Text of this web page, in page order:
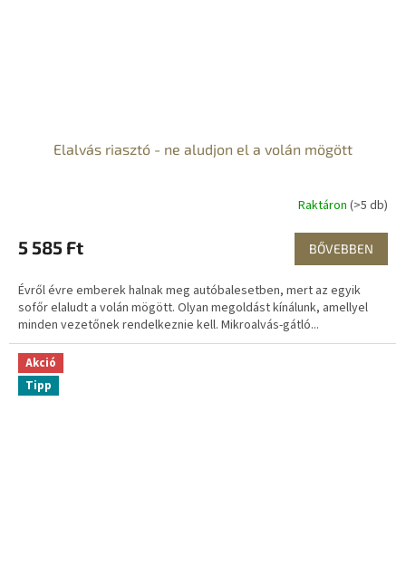
Elalvás riasztó - ne aludjon el a volán mögött
Raktáron (>5 db)
5 585 Ft BŐVEBBEN
Évről évre emberek halnak meg autóbalesetben, mert az egyik
sofőr elaludt a volán mögött. Olyan megoldást kínálunk, amellyel
minden vezetőnek rendelkeznie kell. Mikroalvás-gátló...
Akció
Tipp